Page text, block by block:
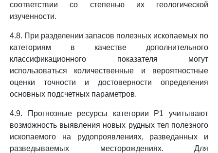
соответствии со степенью их геологической
изученности.
4.8. При разделении запасов полезных ископаемых по
категориям в качестве дополнительного
классификационного показателя могут
использоваться количественные и вероятностные
оценки точности и достоверности определения
основных подсчетных параметров.
4.9. Прогнозные ресурсы категории P1 учитывают
возможность выявления новых рудных тел полезного
ископаемого на рудопроявлениях, разведанных и
разведываемых месторождениях. Для